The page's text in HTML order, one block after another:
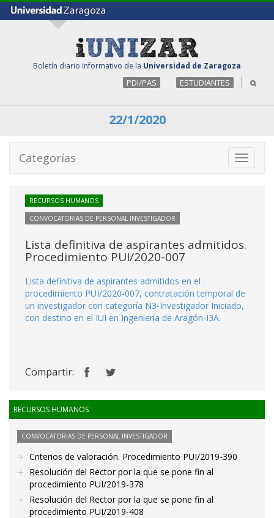
Boletín diario informativo de la Universidad de Zaragoza
PDI/PAS ESTUDIANTES
22/1/2020
Toggle
Categorías
RECURSOS HUMANOS
CONVOCATORIAS DE PERSONAL INVESTIGADOR
Lista definitiva de aspirantes admitidos.
Procedimiento PUI/2020-007
Lista definitiva de aspirantes admitidos en el
procedimiento PUI/2020-007, contratación temporal de
un investigador con categoría N3-Investigador Iniciado,
con destino en el IUI en Ingeniería de Aragón-I3A.
Compartir:
RECURSOS HUMANOS
CONVOCATORIAS DE PERSONAL INVESTIGADOR
Criterios de valoración. Procedimiento PUI/2019-390
Resolución del Rector por la que se pone fin al
procedimiento PUI/2019-378
Resolución del Rector por la que se pone fin al
procedimiento PUI/2019-408